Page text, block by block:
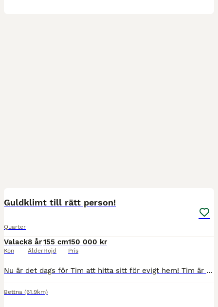
Guldklimt till rätt person!
Quarter
Valack
Kön
8 år
Ålder
155 cm
Höjd
150 000 kr
Pris
Nu är det dags för Tim att hitta sitt för evigt hem! Tim är en 8 årig reiningstammad valack som är ordentligt grundutbildad, har påbörjat alla manövrar, blivit använd vid kofösning och som nu söker e
Bettna (61.9km)